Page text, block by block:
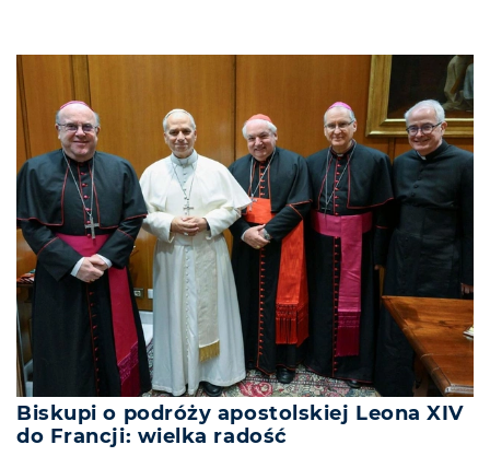
Biskupi o podróży apostolskiej Leona XIV
do Francji: wielka radość